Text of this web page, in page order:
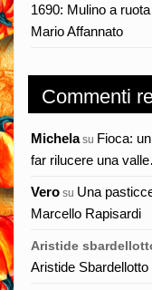
1690: Mulino a
Mario Affannato
Commenti
Michelasu Fioca:
far rilucere una
Vero su Una
Marcello Rapisardi
Aristide
Aristide Sbardellotto